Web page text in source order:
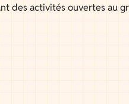
des activités ouvertes au